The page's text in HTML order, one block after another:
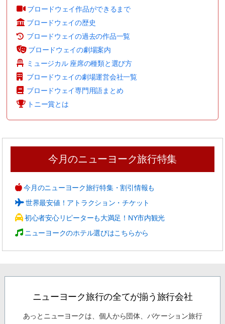
ブロードウェイ作品ができるまで
ブロードウェイの歴史
ブロードウェイの過去の作品一覧
ブロードウェイの劇場案内
ミュージカル 座席の種類と選び方
ブロードウェイの劇場運営会社一覧
ブロードウェイ専門用語まとめ
トニー賞とは
今月のニューヨーク旅行特集
今月のニューヨーク旅行特集・割引情報も
世界最安値！アトラクション・チケット
初心者安心リピーターも大満足！NY市内観光
ニューヨークのホテル選びはこちらから
ニューヨーク旅行の全てが揃う旅行会社
あっとニューヨークは、個人から団体、バケーション旅行